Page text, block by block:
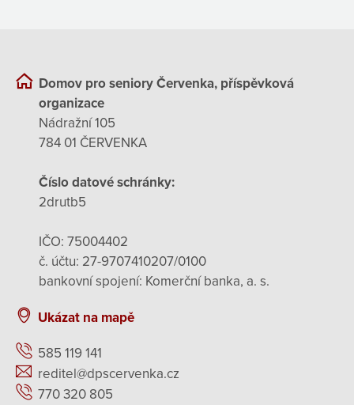
Domov pro seniory Červenka, příspěvková
organizace
Nádražní 105
784 01 ČERVENKA
Číslo datové schránky:
2drutb5
IČO: 75004402
č. účtu: 27-9707410207/0100
bankovní spojení: Komerční banka, a. s.
Ukázat na mapě
585 119 141
reditel@dpscervenka.cz
770 320 805